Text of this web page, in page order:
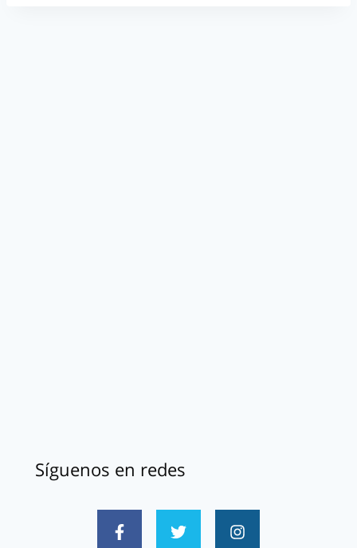
Síguenos en redes